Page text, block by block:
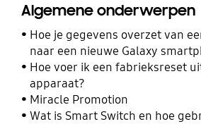
Algemene onderwerpen
Hoe je gegevens overzet van
naar een nieuwe Galaxy
Switch
Hoe voer ik een fabrieksreset
apparaat?
Miracle Promotion
Wat is Smart Switch en hoe